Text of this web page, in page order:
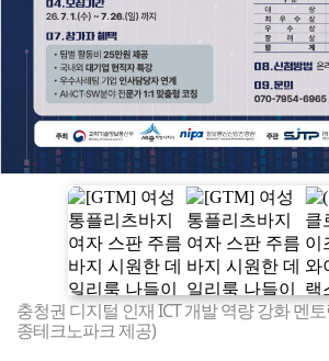
충청권 디지털 인재 ICT 개발 역량 강화 멘
종테크노파크 제공)